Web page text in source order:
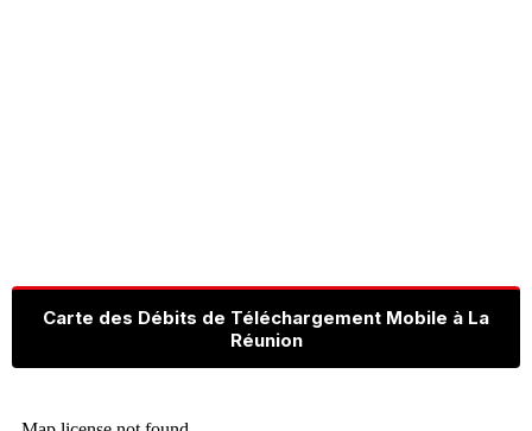
Carte des Débits de Téléchargement Mobile à La
Réunion